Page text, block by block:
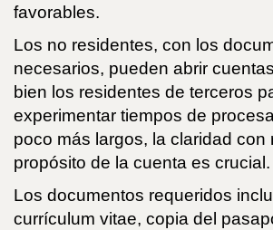
favorables.
Los no residentes, con los
necesarios, pueden abrir
bien los residentes de terceros
experimentar tiempos de
poco más largos, la claridad con
propósito de la cuenta es crucial.
Los documentos requeridos
currículum vitae, copia del